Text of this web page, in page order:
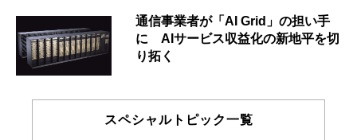
通信事業者が「AI Grid」の担い手
に AIサービス収益化の新地平を切
り拓く
スペシャルトピック一覧